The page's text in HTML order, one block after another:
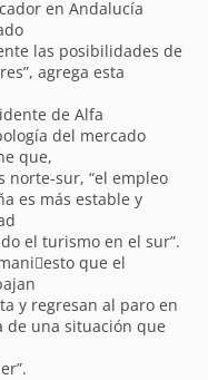
en Andalucía
las posibilidades de
agrega esta
de Alfa
del mercado
que,
norte-sur, “el empleo
es más estable y
el turismo en el sur”.
que el
y regresan al paro en
de una situación que